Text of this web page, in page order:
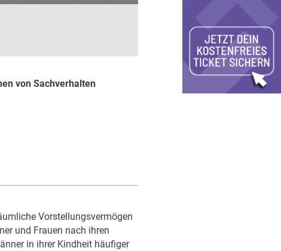
von Sachverhalten
Vorstellungsvermögen
und Frauen nach ihren
in ihrer Kindheit häufiger